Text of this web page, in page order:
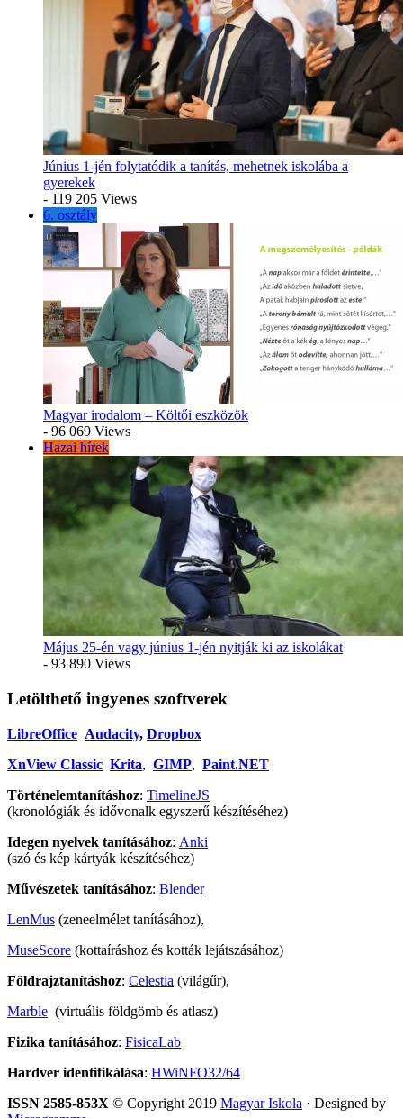
Június 1-jén folytatódik a tanítás, mehetnek iskolába a
gyerekek
- 119 205 Views
6. osztály
Magyar irodalom – Költői eszközök
- 96 069 Views
Hazai hírek
Május 25-én vagy június 1-jén nyitják ki az iskolákat
- 93 890 Views
Letölthető ingyenes szoftverek
LibreOffice Audacity, Dropbox
XnView Classic Krita, GIMP, Paint.NET
Történelemtanításhoz: TimelineJS
(kronológiák és idővonalk egyszerű készítéséhez)
Idegen nyelvek tanításához: Anki
(szó és kép kártyák készítéséhez)
Művészetek tanításához: Blender
LenMus (zeneelmélet tanításához),
MuseScore (kottaíráshoz és kották lejátszásához)
Földrajztanításhoz: Celestia (világűr),
Marble (virtuális földgömb és atlasz)
Fizika tanításához: FisicaLab
Hardver identifikálása: HWiNFO32/64
ISSN 2585-853X © Copyright 2019 Magyar Iskola · Designed by